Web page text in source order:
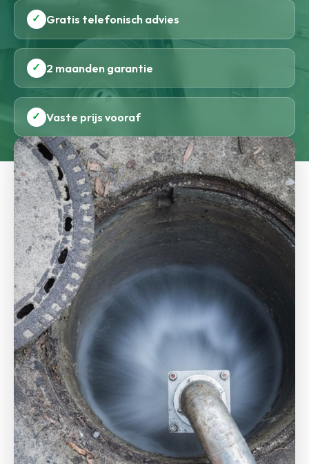
✓ Gratis telefonisch advies
✓ 2 maanden garantie
✓ Vaste prijs vooraf